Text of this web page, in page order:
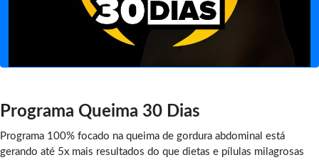
Programa Queima 30 Dias
Programa 100% focado na queima de gordura abdominal está
gerando até 5x mais resultados do que dietas e pílulas milagrosas